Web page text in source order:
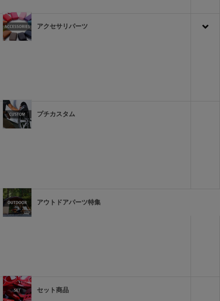
アクセサリパーツ
プチカスタム
アウトドアパーツ特集
セット商品